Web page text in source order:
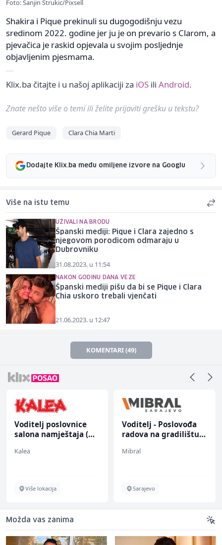
Foto: Sanjin Strukic/Pixsell
Shakira i Pique prekinuli su dugogodišnju vezu
sredinom 2022. godine jer ju je on prevario s Clarom, a
pjevačica je raskid opjevala u svojim posljednje
objavljenim pjesmama.
Klix.ba čitajte i u našoj aplikaciji za iOS ili Android.
Znate nešto više o temi ili želite prijaviti grešku u tekstu?
Gerard Pique Clara Chia Marti
Dodajte Klix.ba među omiljene izvore na Googlu
Više na istu temu
UŽIVALI NA BRODU
Španski mediji: Pique i Clara zajedno s
njegovom porodicom odmaraju u
Dubrovniku
31.08.2023. u 11:54
NAKON GODINU DANA VEZE
Španski mediji pišu da bi se Pique i Clara
Chia uskoro trebali vjenčati
21.06.2023. u 12:47
KOMENTARI (49)
Voditelj poslovnice
salona namještaja (m/
Kalea
Više lokacija
Voditelj - Poslovođa
radova na gradilištu
Mibral
Sarajevo
Možda vas zanima